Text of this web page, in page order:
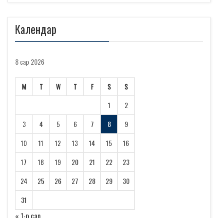
Календар
8 сар 2026
М Т W Т F S S
1
2
3
4 5 6 7 8
9
10
11 12 13 14 15
16
17
18 19 20 21 22
23
24
25 26 27 28 29
30
31
« 1-р сар